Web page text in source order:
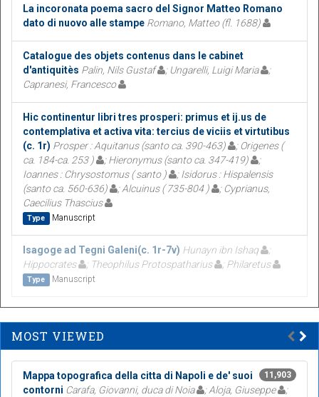
La incoronata poema sacro del Signor Matteo Romano
dato di nuovo alle stampe Romano, Matteo (fl. 1688)
Catalogue des objets contenus dans le cabinet
d'antiquitès Palin, Nils Gustaf ; Ungarelli, Luigi Maria
;
Capranesi, Francesco
Hic continentur libri tres prosperi: primus et ij.us de
contemplativa et activa vita: tercius de viciis et virtutibus
(c. 1r) Prosper : Aquitanus (santo ca. 390-463)
; Origenes (
ca. 184-ca. 253 )
; Hieronymus (santo ca. 347-419)
;
Ioannes : Chrysostomus ( santo )
; Isidorus : Hispalensis
(santo ca. 560-636)
; Alcuinus ( 735-804 )
; Cyprianus,
Caecilius Thascius
Type Manuscript
Isagoge ad Tegni Galeni(c. 1r-7v) Hunayn ibn Ishaq
Hippocrates
; Theophilus Protospatharius ; Philaretus
Type Manuscript
MOST VIEWED
11,903
Mappa topografica della citta di Napoli e de' suoi
contorni Carafa, Giovanni, duca di Noia ; Aloja, Giuseppe
;